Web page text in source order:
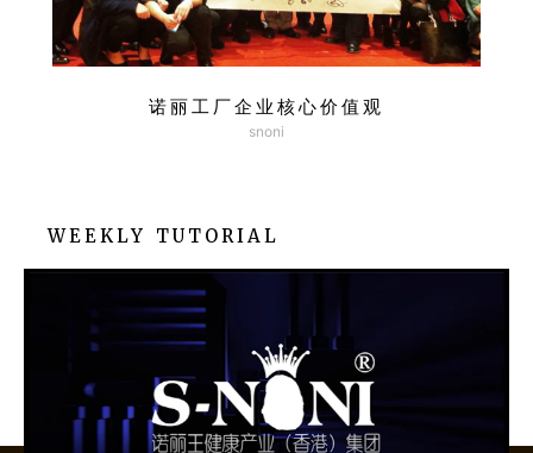
诺丽工厂企业核心价值观
snoni
WEEKLY TUTORIAL